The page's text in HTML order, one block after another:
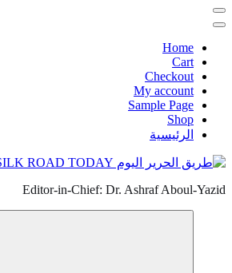
Home
Cart
Checkout
My account
Sample Page
Shop
الرئيسية
Editor-in-Chief: Dr. Ashraf Aboul-Yazid